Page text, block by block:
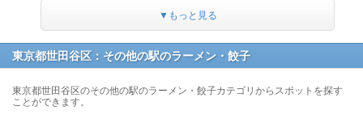
▼もっと見る
東京都世田谷区：その他の駅のラーメン・餃子
東京都世田谷区のその他の駅のラーメン・餃子カテゴリからスポットを探す
ことができます。